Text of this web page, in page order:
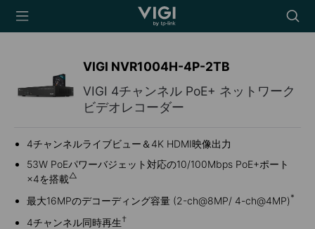
TP-Link, Reliably
icon
VIGI NVR1004H-4P-2TB
VIGI 4チャンネル PoE+ ネットワーク
ビデオレコーダー
4チャンネルライブビュー＆4K HDMI映像出力
53W PoEパワーバジェット対応の10/100Mbps PoE+ポート
×4を搭載△
最大16MPのデコーディング容量 (2-ch@8MP/ 4-ch@4MP)*
4チャンネル同時再生†